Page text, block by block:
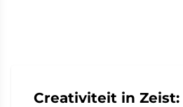
Creativiteit in Zeist: